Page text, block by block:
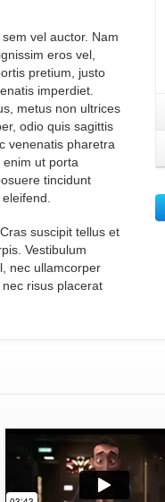
vel auctor. Nam
eros vel,
pretium, justo
imperdiet.
metus non ultrices
odio quis sagittis
venenatis pharetra
ut porta
tincidunt
suscipit tellus et
Vestibulum
nec ullamcorper
risus placerat